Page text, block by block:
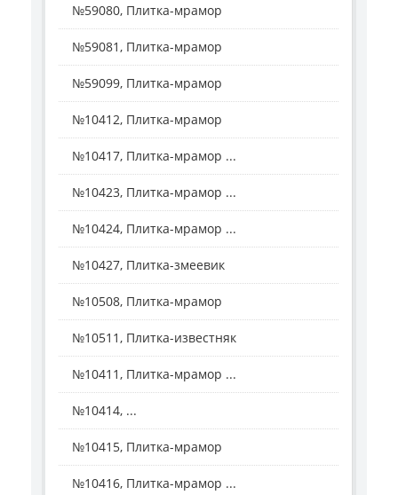
№59080, Плитка-мрамор
№59081, Плитка-мрамор
№59099, Плитка-мрамор
№10412, Плитка-мрамор
№10417, Плитка-мрамор ...
№10423, Плитка-мрамор ...
№10424, Плитка-мрамор ...
№10427, Плитка-змеевик
№10508, Плитка-мрамор
№10511, Плитка-известняк
№10411, Плитка-мрамор ...
№10414, ...
№10415, Плитка-мрамор
№10416, Плитка-мрамор ...